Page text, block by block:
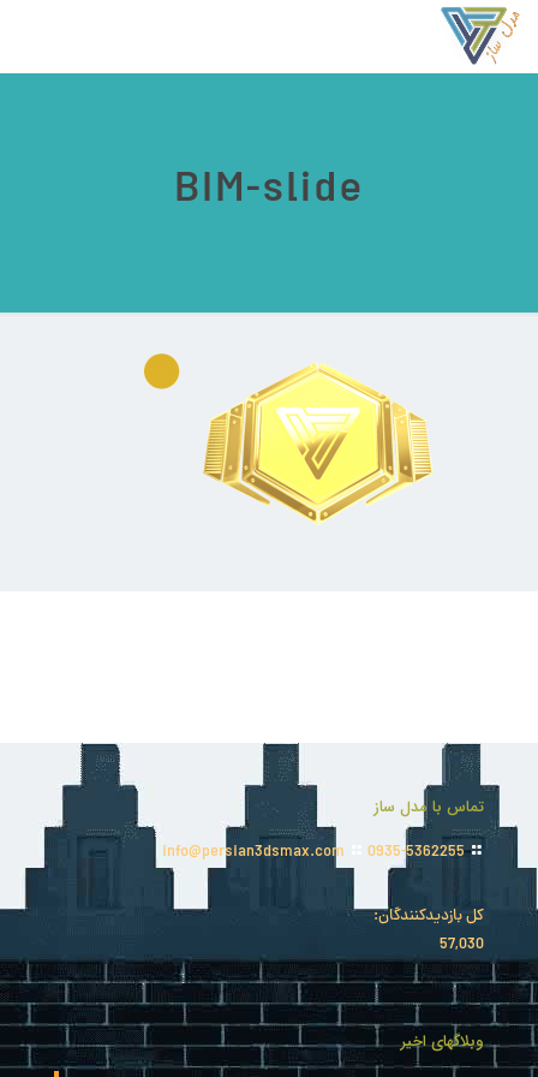
BIM-slide
تماس با مدل ساز
0935-5362255
کل بازدیدکنند‌گان:
57,030
وبلاگهای اخیر